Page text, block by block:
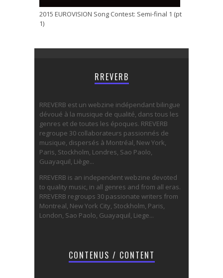
2015 EUROVISION Song Contest: Semi-final 1 (pt
1)
RREVERB
RREVERB est un webzine indépendant bilingue
dévoué à la musique de qualité, dans tous les
genres et de toutes les époques. RREVERB
regroupe 30 collaborateurs passionnés de
musique, dispersés à Montréal, New York,
Paris, Stockholm, Londres, Sao Paolo,
Guayaquil, Liège...
RREVERB is an independent webzine devoted
to quality music, in all genres and from all eras.
RREVERB regroups 30 passionate writers from
Montreal, New York City, Stockholm, Paris,
London, Sao Paolo, Guayaquil, Liege...
CONTENUS / CONTENT